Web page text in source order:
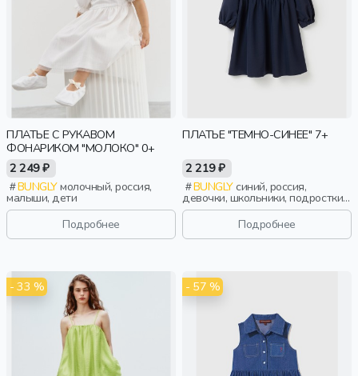
ПЛАТЬЕ С РУКАВОМ
ФОНАРИКОМ "МОЛОКО" 0+
2 249 ₽
BUNGLYмолочный, россия,
малыши, дети
Подробнее
ПЛАТЬЕ "ТЕМНО-СИНЕЕ" 7+
2 219 ₽
BUNGLYсиний, россия,
девочки, школьники, подростки,
дети
Подробнее
- 33 % - 57 %